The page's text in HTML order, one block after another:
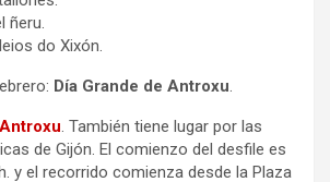
ñeru.
do Xixón.
Día Grande de Antroxu.
. También tiene lugar por las
de Gijón. El comienzo del desfile es
y el recorrido comienza desde la Plaza